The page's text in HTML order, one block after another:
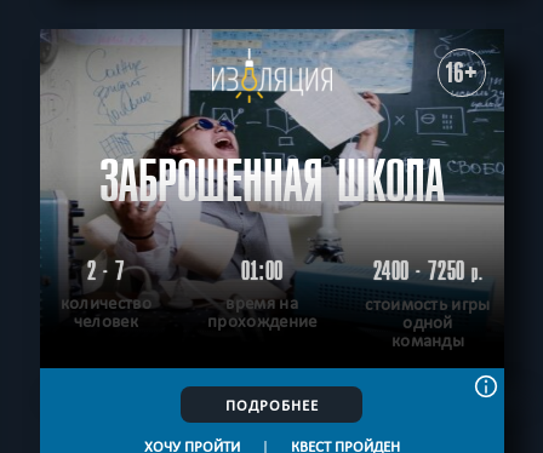
16+
ЗАБРОШЕННАЯ ШКОЛА
2 - 7
количество
человек
01:00
время на
прохождение
2400 - 7250р.
стоимость игры
одной
команды
ПОДРОБНЕЕ
ХОЧУ ПРОЙТИ | КВЕСТ ПРОЙДЕН